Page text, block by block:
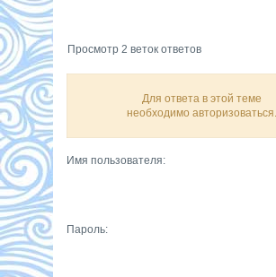
Просмотр 2 веток ответов
Для ответа в этой теме
необходимо авторизоваться.
Имя пользователя:
Пароль: